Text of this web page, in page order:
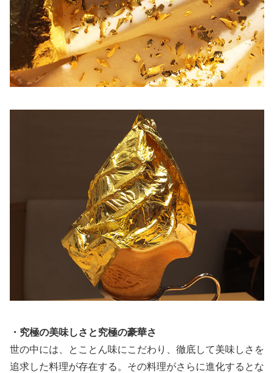
・究極の美味しさと究極の豪華さ
世の中には、とことん味にこだわり、徹底して美味しさを
追求した料理が存在する。その料理がさらに進化するとな